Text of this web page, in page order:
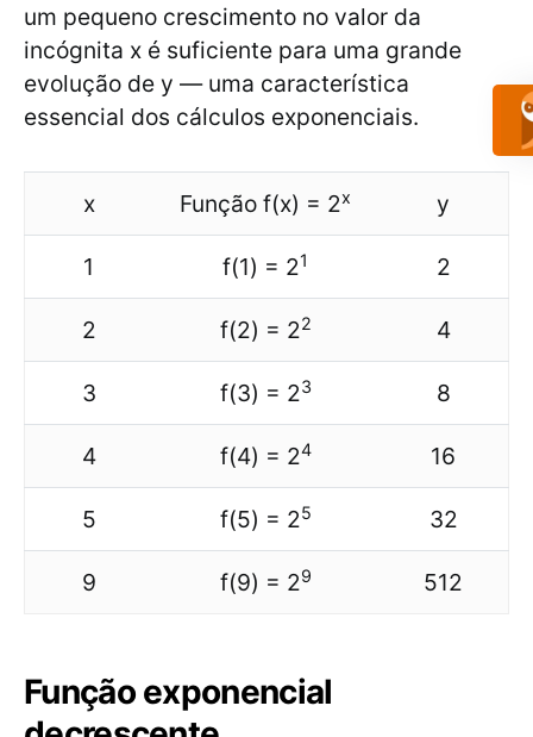
um pequeno crescimento no valor da
incógnita x é suficiente para uma grande
evolução de y — uma característica
essencial dos cálculos exponenciais.
x Função f(x) = 2x y
1 f(1) = 21 2
2 f(2) = 22 4
3 f(3) = 23 8
4 f(4) = 24 16
5 f(5) = 25 32
9 f(9) = 29 512
Função exponencial